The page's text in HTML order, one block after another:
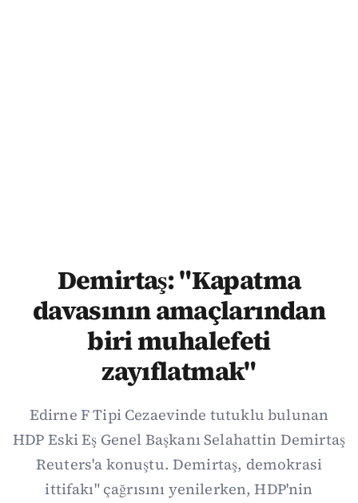
Demirtaş: "Kapatma
davasının amaçlarından
biri muhalefeti
zayıflatmak"
Edirne F Tipi Cezaevinde tutuklu bulunan
HDP Eski Eş Genel Başkanı Selahattin Demirtaş
Reuters'a konuştu. Demirtaş, demokrasi
ittifakı" çağrısını yenilerken, HDP'nin